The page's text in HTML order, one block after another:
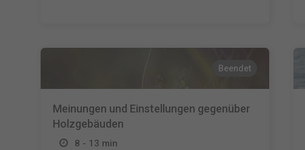
Beendet
Meinungen und Einstellungen gegenüber
Holzgebäuden
8 - 13 min